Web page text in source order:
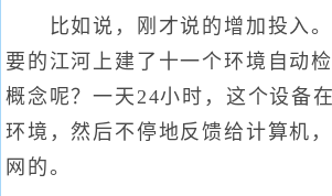
比如说，刚才说的增加投入。
要的江河上建了十一个环境自动
概念呢？一天24小时，这个设备
环境，然后不停地反馈给计算机
网的。